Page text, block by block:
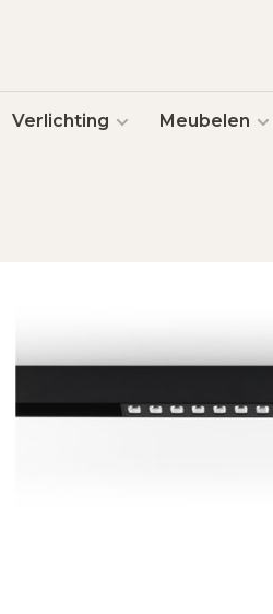
Verlichting Meubelen